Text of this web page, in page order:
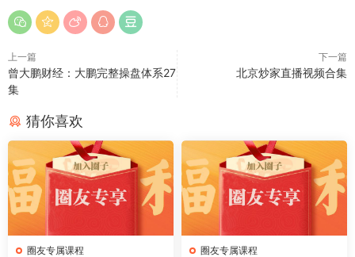
上一篇
曾大鹏财经：大鹏完整操盘体系27
集
下一篇
北京炒家直播视频合集
猜你喜欢
圈友专属课程
圈友专属课程